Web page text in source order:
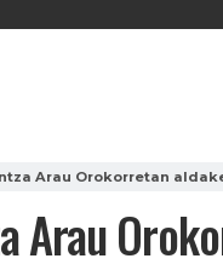
Arau Orokorretan
Arau